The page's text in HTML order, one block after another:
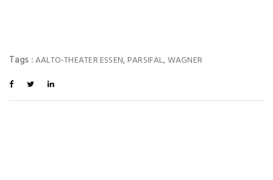
Tags :AALTO-THEATER ESSEN, PARSIFAL,WAGNER